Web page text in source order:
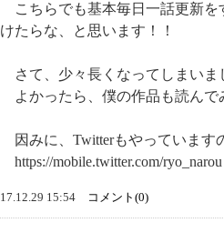
こちらでも基本毎日一話更新
けたらな、と思います！！
さて、少々長くなってしまいま
よかったら、僕の作品も読ん
因みに、Twitterもやっています
https://mobile.twitter.com/ryo_narou
17.12.29 15:54 コメント(0)